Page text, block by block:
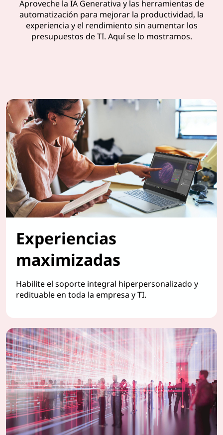
Aproveche la IA Generativa y las herramientas de
automatización para mejorar la productividad, la
experiencia y el rendimiento sin aumentar los
presupuestos de TI. Aquí se lo mostramos.
Experiencias
maximizadas
Habilite el soporte integral hiperpersonalizado y
redituable en toda la empresa y TI.